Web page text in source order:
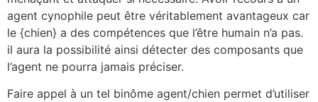
agent cynophile peut être véritablement avantageux car
le {chien} a des compétences que l’être humain n’a pas.
il aura la possibilité ainsi détecter des composants que
l’agent ne pourra jamais préciser.
Faire appel à un tel binôme agent/chien permet d’utiliser